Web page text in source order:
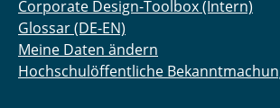
Corporate Design-Toolbox (Intern)
Glossar (DE-EN)
Meine Daten ändern
Hochschulöffentliche